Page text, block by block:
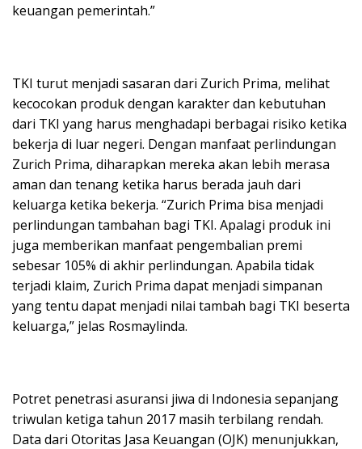
keuangan pemerintah.”
TKI turut menjadi sasaran dari Zurich Prima, melihat
kecocokan produk dengan karakter dan kebutuhan
dari TKI yang harus menghadapi berbagai risiko ketika
bekerja di luar negeri. Dengan manfaat perlindungan
Zurich Prima, diharapkan mereka akan lebih merasa
aman dan tenang ketika harus berada jauh dari
keluarga ketika bekerja. “Zurich Prima bisa menjadi
perlindungan tambahan bagi TKI. Apalagi produk ini
juga memberikan manfaat pengembalian premi
sebesar 105% di akhir perlindungan. Apabila tidak
terjadi klaim, Zurich Prima dapat menjadi simpanan
yang tentu dapat menjadi nilai tambah bagi TKI beserta
keluarga,” jelas Rosmaylinda.
Potret penetrasi asuransi jiwa di Indonesia sepanjang
triwulan ketiga tahun 2017 masih terbilang rendah.
Data dari Otoritas Jasa Keuangan (OJK) menunjukkan,